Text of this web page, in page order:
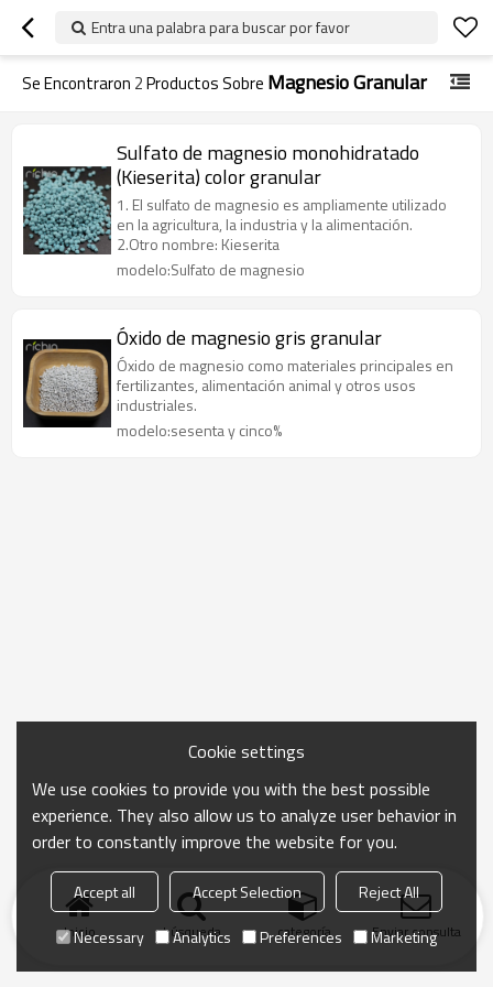
Entra una palabra para buscar por favor
Se Encontraron 2Productos Sobre Magnesio Granular
Sulfato de magnesio monohidratado
(Kieserita) color granular
1. El sulfato de magnesio es ampliamente utilizado
en la agricultura, la industria y la alimentación.
2.Otro nombre: Kieserita
modelo:Sulfato de magnesio
Óxido de magnesio gris granular
Óxido de magnesio como materiales principales en
fertilizantes, alimentación animal y otros usos
industriales.
modelo:sesenta y cinco%
Inicio búsqueda categoría Enviar consulta
Cookie settings
We use cookies to provide you with the best possible
experience. They also allow us to analyze user behavior in
order to constantly improve the website for you.
Accept all Accept Selection
Reject All
Necessary
Analytics Preferences Marketing